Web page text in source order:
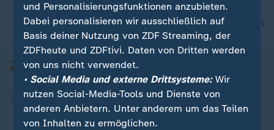
nach oben
und Personalisierungsfunktionen anzubieten.
Dabei personalisieren wir ausschließlich auf
Basis deiner Nutzung von ZDF Streaming, der
ZDFheute und ZDFtivi. Daten von Dritten werden
von uns nicht verwendet.
• Social Media und externe Drittsysteme:Wir
nutzen Social-Media-Tools und Dienste von
anderen Anbietern. Unter anderem um das Teilen
von Inhalten zu ermöglichen.